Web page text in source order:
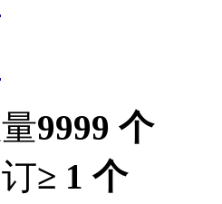
9999 个
≥ 1 个